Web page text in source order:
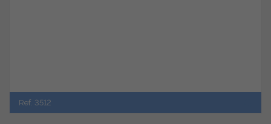
Ref. 3512